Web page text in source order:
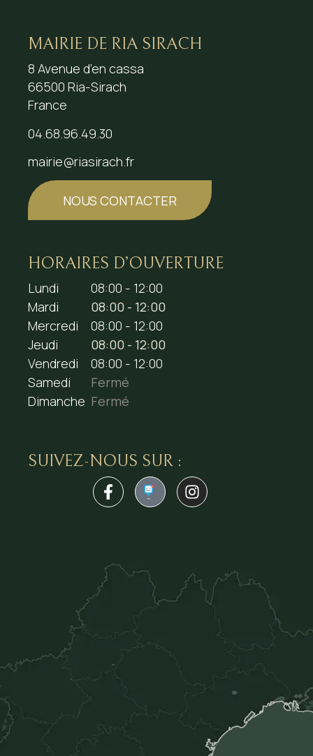
MAIRIE DE RIA SIRACH
8 Avenue d’en cassa
66500 Ria-Sirach
France
04.68.96.49.30
mairie@riasirach.fr
NOUS CONTACTER
HORAIRES D’OUVERTURE
Lundi
08:00 - 12:00
Mardi
08:00 - 12:00
Mercredi
08:00 - 12:00
Jeudi
08:00 - 12:00
Vendredi
08:00 - 12:00
Samedi
Fermé
Dimanche Fermé
SUIVEZ-NOUS SUR :
1